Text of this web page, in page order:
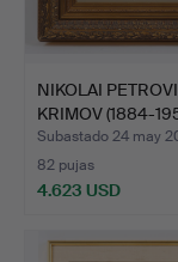
NIKOLAI
KRIMOV (1884-
PAIS…
Subastado 24 may
82 pujas
4.623 USD